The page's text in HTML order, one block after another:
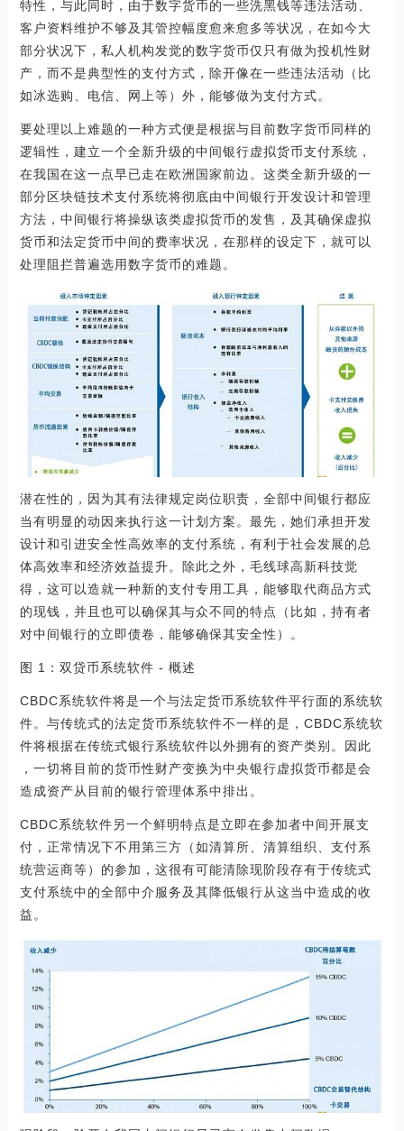
特性，与此同时，由于数字货币的一些洗黑钱等违法活动、
客户资料维护不够及其管控幅度愈来愈多等状况，在如今大
部分状况下，私人机构发觉的数字货币仅只有做为投机性财
产，而不是典型性的支付方式，除开像在一些违法活动（比
如冰选购、电信、网上等）外，能够做为支付方式。
要处理以上难题的一种方式便是根据与目前数字货币同样的
逻辑性，建立一个全新升级的中间银行虚拟货币支付系统，
在我国在这一点早已走在欧洲国家前边。这类全新升级的一
部分区块链技术支付系统将彻底由中间银行开发设计和管理
方法，中间银行将操纵该类虚拟货币的发售，及其确保虚拟
货币和法定货币中间的费率状况，在那样的设定下，就可以
处理阻拦普遍选用数字货币的难题。
潜在性的，因为其有法律规定岗位职责，全部中间银行都应
当有明显的动因来执行这一计划方案。最先，她们承担开发
设计和引进安全性高效率的支付系统，有利于社会发展的总
体高效率和经济效益提升。除此之外，毛线球高新科技觉
得，这可以造就一种新的支付专用工具，能够取代商品方式
的现钱，并且也可以确保其与众不同的特点（比如，持有者
对中间银行的立即债卷，能够确保其安全性）。
图 1：双贷币系统软件 - 概述
CBDC系统软件将是一个与法定货币系统软件平行面的系统软
件。与传统式的法定货币系统软件不一样的是，CBDC系统软
件将根据在传统式银行系统软件以外拥有的资产类别。因此
，一切将目前的货币性财产变换为中央银行虚拟货币都是会
造成资产从目前的银行管理体系中排出。
CBDC系统软件另一个鲜明特点是立即在参加者中间开展支
付，正常情况下不用第三方（如清算所、清算组织、支付系
统营运商等）的参加，这很有可能清除现阶段存有于传统式
支付系统中的全部中介服务及其降低银行从这当中造成的收
益。